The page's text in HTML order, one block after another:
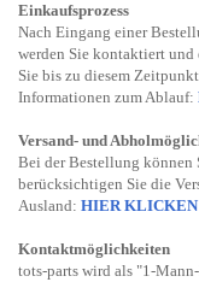
Einkaufsprozess
Nach Eingang einer
werden Sie kontaktiert
Sie bis zu diesem
Informationen zum Ablauf:
Versand- und
Bei der Bestellung können
berücksichtigen Sie die
Ausland: HIER KLICKEN
Kontaktmöglichkeiten
tots-parts wird als "1-